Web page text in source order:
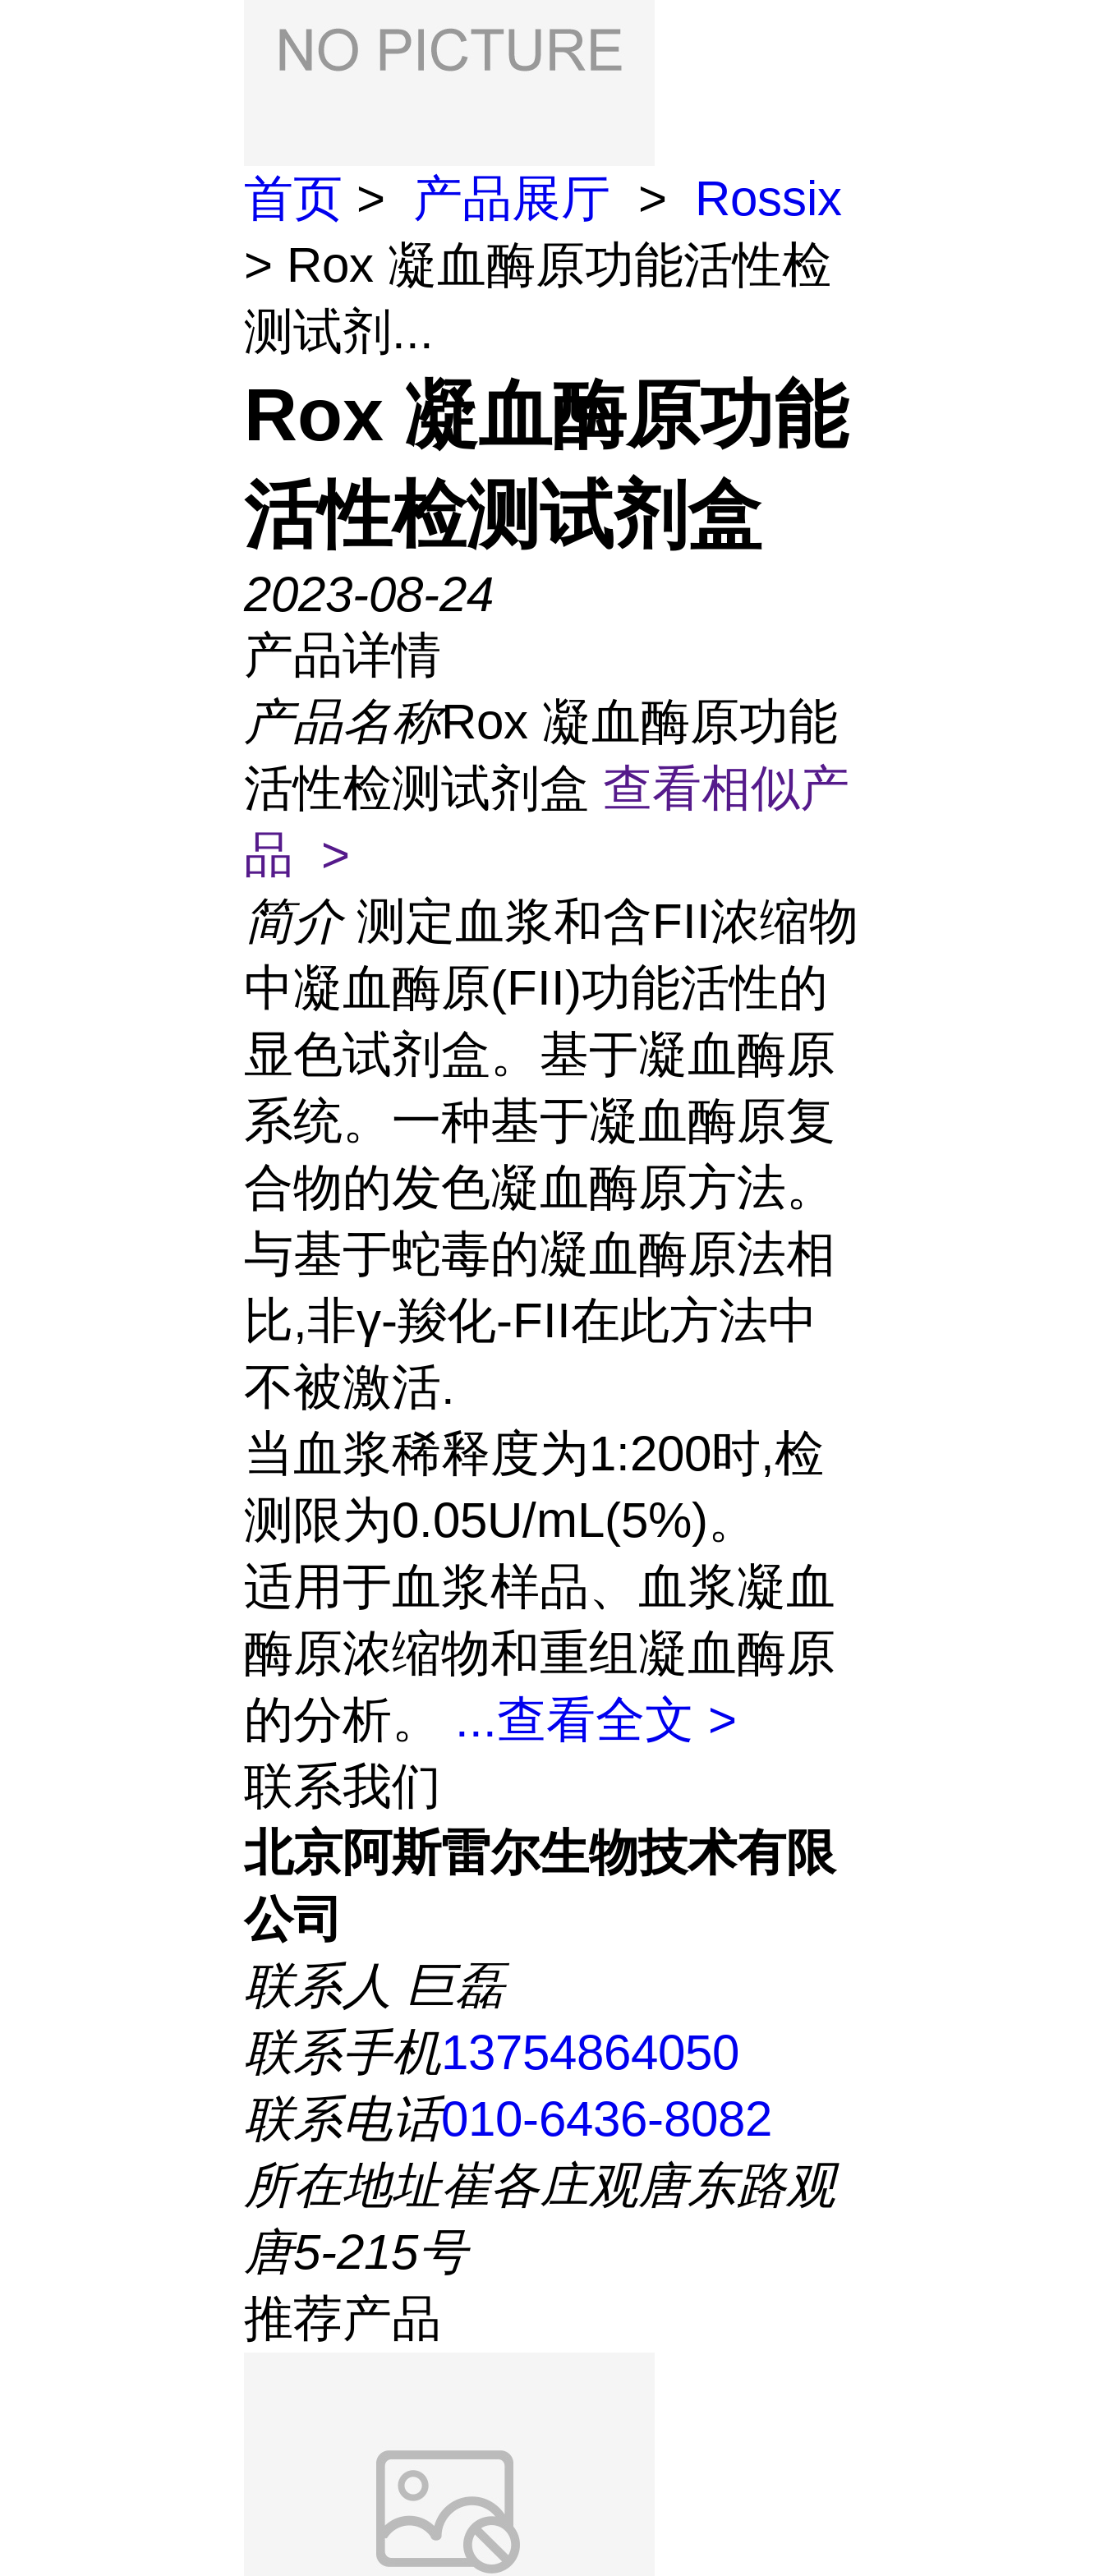
首页 > 产品展厅 >
Rossix
> Rox 凝血酶原功能活性检
测试剂...
Rox 凝血酶原功能
活性检测试剂盒
2023-08-24
产品详情
产品名称Rox 凝血酶原功能
活性检测试剂盒 查看相似产
品 >
简介 测定血浆和含FII浓缩物
中凝血酶原(FII)功能活性的
显色试剂盒。基于凝血酶原
系统。一种基于凝血酶原复
合物的发色凝血酶原方法。
与基于蛇毒的凝血酶原法相
比,非γ-羧化-FII在此方法中
不被激活.
当血浆稀释度为1:200时,检
测限为0.05U/mL(5%)。
适用于血浆样品、血浆凝血
酶原浓缩物和重组凝血酶原
的分析。 ...查看全文 >
联系我们
北京阿斯雷尔生物技术有限
公司
联系人 巨磊
联系手机13754864050
联系电话010-6436-8082
所在地址崔各庄观唐东路观
唐5-215号
推荐产品